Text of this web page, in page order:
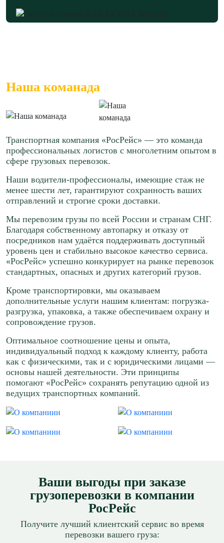
Наша команада
Транспортная компания «РосРейс» — это команда
профессиональных логистов с многолетним опытом в
сфере грузовых перевозок.
Наши водители-профессионалы, имеющие стаж не
менее шести лет, гарантируют сохранность ваших
отправлений и строгие сроки доставки.
Мы перевозим грузы по всей России и странам СНГ.
Благодаря собственному автопарку и отказу от
посредников нам удаётся поддерживать доступный
уровень цен и стабильно высокое качество сервиса.
«РосРейс» успешно конкурирует на рынке перевозок
стандартных, опасных и других категорий грузов.
Кроме транспортировки, мы оказываем
дополнительные услуги нашим клиентам: погрузка-
разгрузка, упаковка, а также обеспечиваем охрану и
сопровождение грузов.
Оптимальное соотношение цены и опыта,
индивидуальный подход к каждому клиенту, работа
как с физическими, так и с юридическими лицами —
основы нашей деятельности. Эти принципы
помогают «РосРейс» сохранять репутацию одной из
ведущих транспортных компаний.
Ваши выгоды при заказе
грузоперевозки в компании
РосРейс
Получите лучший клиентский сервис во время
перевозки вашего груза: